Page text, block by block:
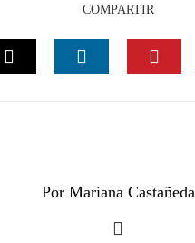
COMPARTIR
Por Mariana Castañeda